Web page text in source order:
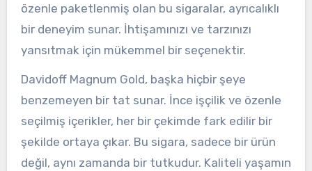
özenle paketlenmiş olan bu sigaralar, ayrıcalıklı
bir deneyim sunar. İhtişamınızı ve tarzınızı
yansıtmak için mükemmel bir seçenektir.
Davidoff Magnum Gold, başka hiçbir şeye
benzemeyen bir tat sunar. İnce işçilik ve özenle
seçilmiş içerikler, her bir çekimde fark edilir bir
şekilde ortaya çıkar. Bu sigara, sadece bir ürün
değil, aynı zamanda bir tutkudur. Kaliteli yaşamın